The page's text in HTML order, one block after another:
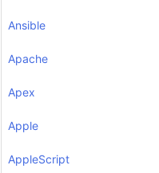
Ansible
Apache
Apex
Apple
AppleScript